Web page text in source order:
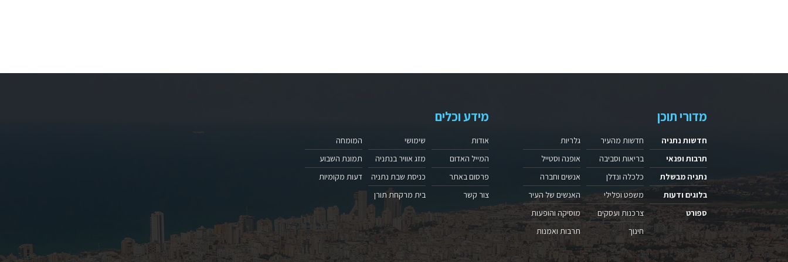
מדורי תוכן
חדשות נתניה
תרבות ופנאי
נתניה מבשלת
בלוגים ודעות
ספורט
חדשות מהעיר
בריאות וסביבה
כלכלה ונדלן
משפט ופלילי
צרכנות ועסקים
חינוך
גלריות
אופנה וסטייל
אנשים וחברה
האנשים של העיר
מוסיקה והופעות
תרבות ואמנות
מידע וכלים
אודות
המייל האדום
פרסום באתר
צור קשר
שימושי
מזג אוויר בנתניה
כניסת שבת נתניה
בית מרקחת תורן
המומחה
תמונת השבוע
דעות מקומיות